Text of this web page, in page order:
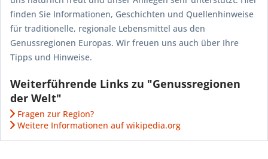
finden Sie Informationen, Geschichten und Quellenhinweise
für traditionelle, regionale Lebensmittel aus den
Genussregionen Europas. Wir freuen uns auch über Ihre
Tipps und Hinweise.
Weiterführende Links zu "Genussregionen
der Welt"
Fragen zur Region?
Weitere Informationen auf wikipedia.org